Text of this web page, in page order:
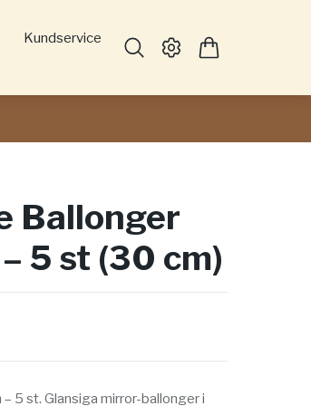
Kundservice
Ballonger
5 st (30 cm)
5 st. Glansiga mirror-ballonger i